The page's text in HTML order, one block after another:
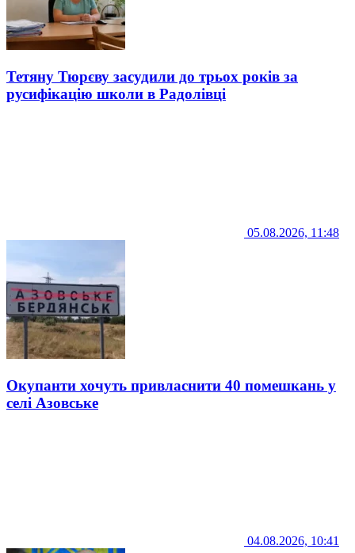
Тетяну Тюрєву засудили до трьох років за
русифікацію школи в Радолівці
05.08.2026, 11:48
Окупанти хочуть привласнити 40 помешкань у
селі Азовське
04.08.2026, 10:41